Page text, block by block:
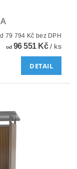
od 79 794 Kč bez DPH
od96 551 Kč/ ks
DETAIL